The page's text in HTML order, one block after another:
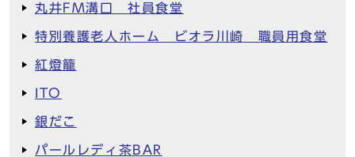
丸井FM溝口 社員食堂
特別養護老人ホーム ビオラ川崎 職員用食堂
紅燈籠
ITO
銀だこ
パールレディ茶BAR